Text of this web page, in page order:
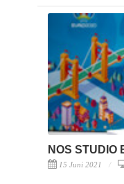
NOS STUDIO
15 Juni 2021